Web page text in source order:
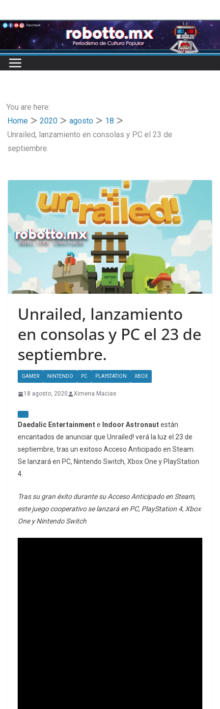
to
content
You are here:
Home
2020 agosto
18
Unrailed, lanzamiento en consolas y PC el 23 de
septiembre.
Unrailed, lanzamiento
en consolas y PC el 23 de
septiembre.
GAMER NINTENDO PC PLAYSTATION XBOX
18 agosto, 2020 Ximena Macias
Daedalic Entertainment e Indoor Astronaut están
encantados de anunciar que Unrailed! verá la luz el 23 de
septiembre, tras un exitoso Acceso Anticipado en Steam.
Se lanzará en PC, Nintendo Switch, Xbox One y PlayStation
4.
Tras su gran éxito durante su Acceso Anticipado en Steam,
este juego cooperativo se lanzará en PC, PlayStation 4, Xbox
One y Nintendo Switch